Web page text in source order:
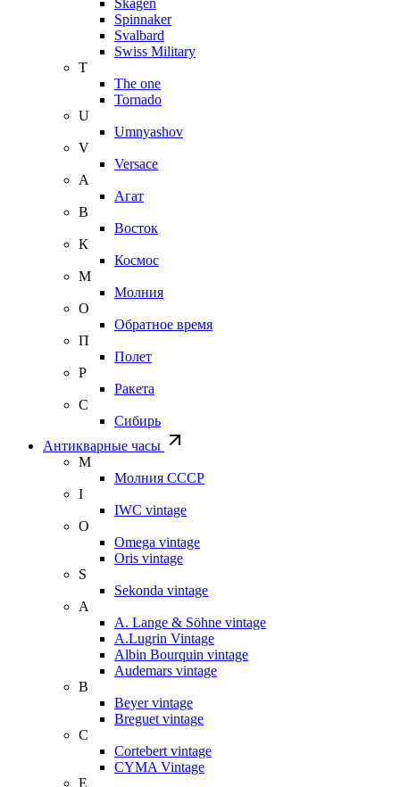
Skagen
Spinnaker
Svalbard
Swiss Military
T
The one
Tornado
U
Umnyashov
V
Versace
А
Агат
В
Восток
К
Космос
М
Молния
О
Обратное время
П
Полет
Р
Ракета
С
Сибирь
Антикварные часы
М
Молния СССР
I
IWC vintage
O
Omega vintage
Oris vintage
S
Sekonda vintage
A
A. Lange & Söhne vintage
A.Lugrin Vintage
Albin Bourquin vintage
Audemars vintage
B
Beyer vintage
Breguet vintage
C
Cortebert vintage
CYMA Vintage
E